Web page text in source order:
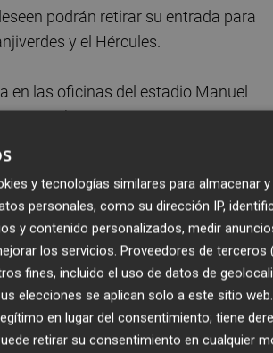
podrán retirar su entrada para
y el Hércules.
en las oficinas del estadio Manuel
a 19:30 horas.
un billete de autobús al precio de 8
su promoción de tres
entrada para este partido reservada
y tecnologías similares para almacenar y
personales, como su dirección IP,
y contenido personalizados, medir
los servicios. Proveedores de terceros
fines, incluido el uso de datos de
elecciones se aplican solo a este sitio
en lugar del consentimiento; tiene
retirar su consentimiento en cualquier